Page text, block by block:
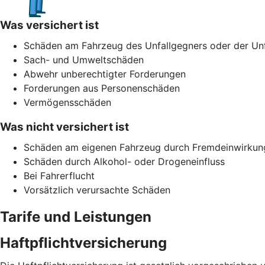
Was versichert ist
Schäden am Fahrzeug des Unfallgegners oder der
Sach- und Umweltschäden
Abwehr unberechtigter Forderungen
Forderungen aus Personenschäden
Vermögensschäden
Was nicht versichert ist
Schäden am eigenen Fahrzeug durch
Schäden durch Alkohol- oder Drogeneinfluss
Bei Fahrerflucht
Vorsätzlich verursachte Schäden
Tarife und Leistungen
Haftpflichtversicherung